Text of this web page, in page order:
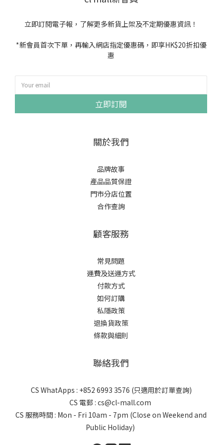
立即訂閱電子報，了解更多新貨上架及不定期優惠資訊！
*新會員首次下單，再輸入網店指定優惠碼，即享HK$20折扣優
惠
立即訂閱
關於我們
品牌故事
產品品質保證
門市分店位置
合作查詢
顧客服務
常見問題
運費及送運方式
付款方式
如何訂購
私隱政策
退換貨政策
條款與細則
聯絡我們
CS WhatApps : +852 6993 3576 (只適用於訂單查詢)
CS 電郵 : cs@cl-mall.com
CS 服務時間 : Mon - Fri 10am - 7pm (Close on Weekend and
Public Holiday)